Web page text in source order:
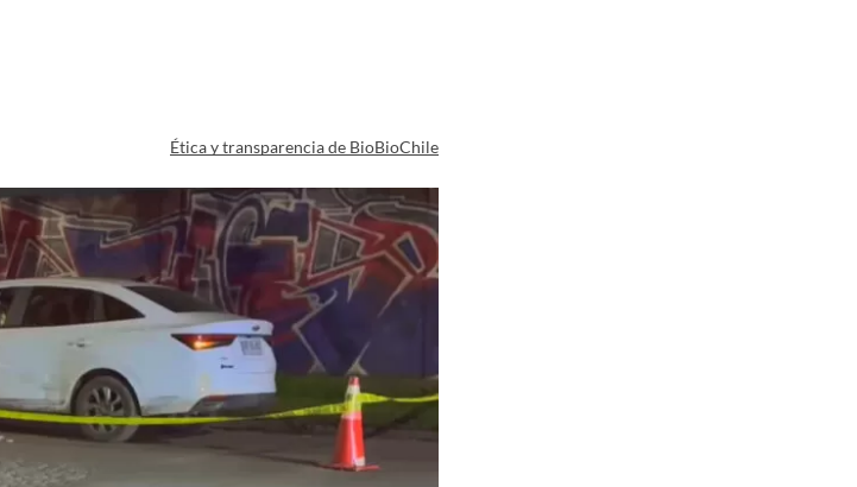
Ética y transparencia de BioBioChile